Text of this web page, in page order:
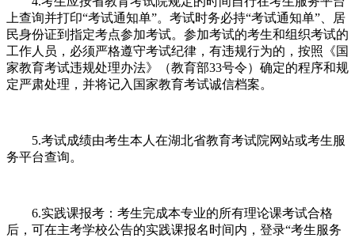
上查询并打印“考试通知单”。考试时务必持“考试通知单”、居
民身份证到指定考点参加考试。参加考试的考生和组织考试的
工作人员，必须严格遵守考试纪律，有违规行为的，按照《国
家教育考试违规处理办法》（教育部33号令）确定的程序和规
定严肃处理，并将记入国家教育考试诚信档案。
5.考试成绩由考生本人在湖北省教育考试院网站或考生服
务平台查询。
6.实践课报考：考生完成本专业的所有理论课考试合格
后，可在主考学校公告的实践课报名时间内，登录“考生服务